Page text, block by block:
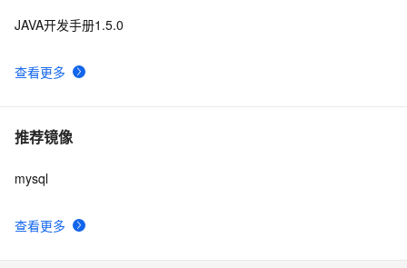
查看更多
JAVA开发手册1.5.0
推荐镜像
查看更多
mysql